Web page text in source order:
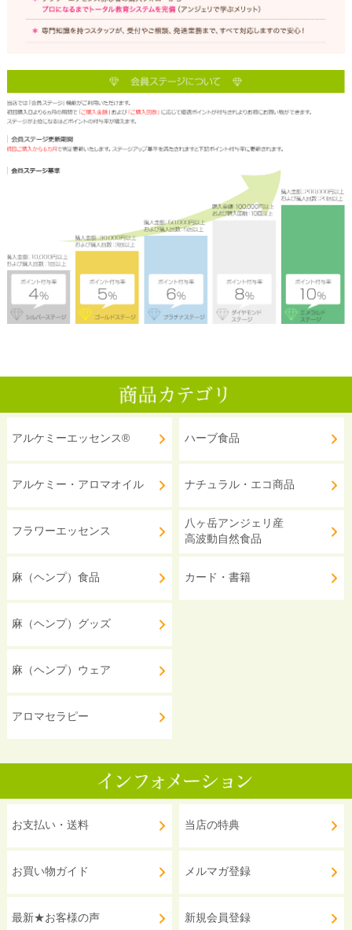
アルケミーエッセンス®
アルケミー・アロマオイル
フラワーエッセンス
麻（ヘンプ）食品
麻（ヘンプ）グッズ
麻（ヘンプ）ウェア
アロマセラピー
ハーブ食品
ナチュラル・エコ商品
八ヶ岳アンジェリ産
高波動自然食品
カード・書籍
お支払い・送料
お買い物ガイド
最新★お客様の声
当店の特典
メルマガ登録
新規会員登録